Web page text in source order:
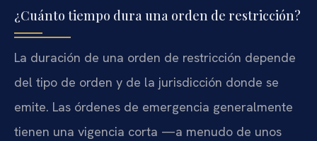
¿Cuánto tiempo dura una orden de restricción?
La duración de una orden de restricción depende
del tipo de orden y de la jurisdicción donde se
emite. Las órdenes de emergencia generalmente
tienen una vigencia corta —a menudo de unos